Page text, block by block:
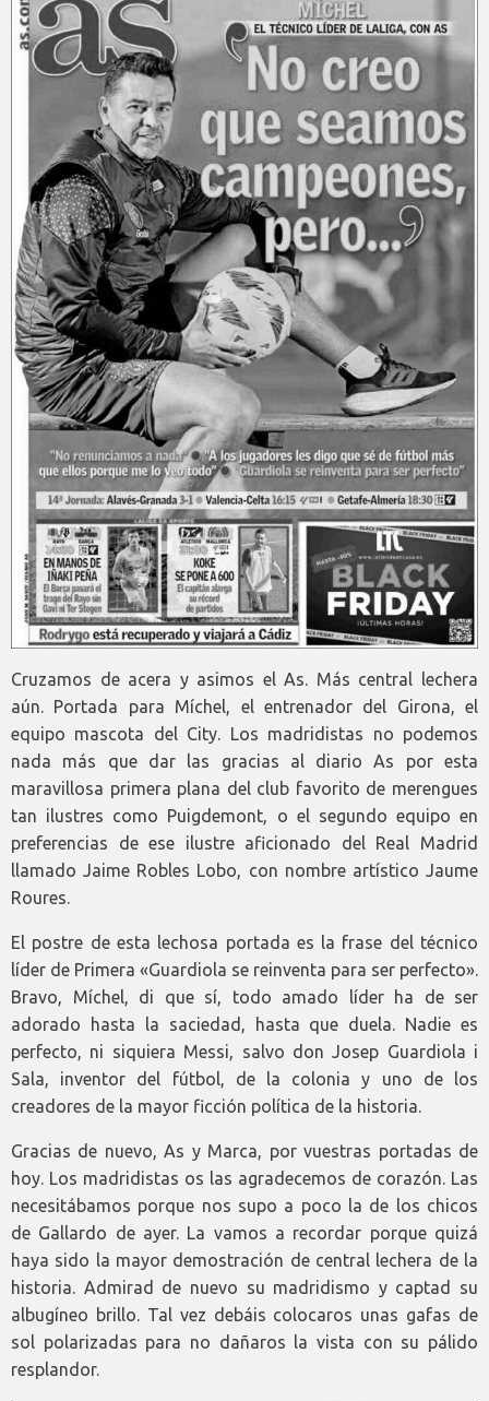
Cruzamos de acera y asimos el As. Más central lechera
aún. Portada para Míchel, el entrenador del Girona, el
equipo mascota del City. Los madridistas no podemos
nada más que dar las gracias al diario As por esta
maravillosa primera plana del club favorito de merengues
tan ilustres como Puigdemont, o el segundo equipo en
preferencias de ese ilustre aficionado del Real Madrid
llamado Jaime Robles Lobo, con nombre artístico Jaume
Roures.
El postre de esta lechosa portada es la frase del técnico
líder de Primera «Guardiola se reinventa para ser perfecto».
Bravo, Míchel, di que sí, todo amado líder ha de ser
adorado hasta la saciedad, hasta que duela. Nadie es
perfecto, ni siquiera Messi, salvo don Josep Guardiola i
Sala, inventor del fútbol, de la colonia y uno de los
creadores de la mayor ficción política de la historia.
Gracias de nuevo, As y Marca, por vuestras portadas de
hoy. Los madridistas os las agradecemos de corazón. Las
necesitábamos porque nos supo a poco la de los chicos
de Gallardo de ayer. La vamos a recordar porque quizá
haya sido la mayor demostración de central lechera de la
historia. Admirad de nuevo su madridismo y captad su
albugíneo brillo. Tal vez debáis colocaros unas gafas de
sol polarizadas para no dañaros la vista con su pálido
resplandor.